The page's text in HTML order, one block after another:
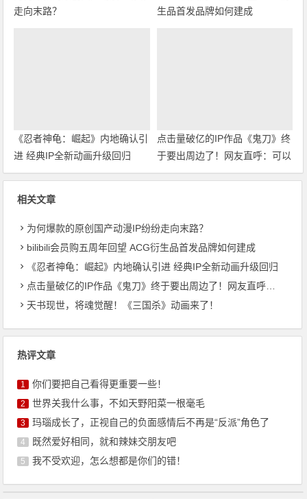
走向末路？
生品首发品牌如何建成
《忍者神龟：崛起》内地确认引
进 经典IP全新动画升级回归
点击量破亿的IP作品《鬼刀》终
于要出周边了！网友直呼：可以
用来做传家宝了
相关文章
为何爆款的原创国产动漫IP纷纷走向末路？
bilibili会员购五周年回望 ACG衍生品首发品牌如何建成
《忍者神龟：崛起》内地确认引进 经典IP全新动画升级回归
点击量破亿的IP作品《鬼刀》终于要出周边了！网友直呼：可以用来做传家宝了
天书现世，将魂觉醒！《三国杀》动画来了！
热评文章
1 你们要把自己看得更重要一些！
2 世界关我什么事，不如天野阳菜一根毫毛
3 玛瑙成长了，正视自己的负面感情后不再是“反派”角色了
4 既然爱好相同，就和辣妹交朋友吧
5 我不受欢迎，怎么想都是你们的错！